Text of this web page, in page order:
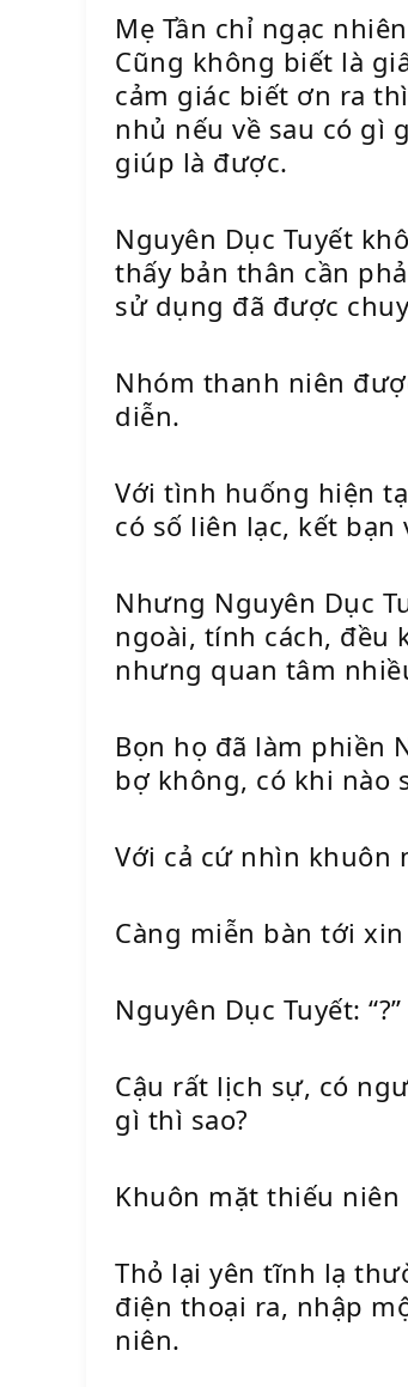
Mẹ Tần chỉ ngạc
Cũng không biết là
cảm giác biết ơn ra
nhủ nếu về sau có gì
giúp là được.
Nguyên Dục Tuyết
thấy bản thân cần
sử dụng đã được
Nhóm thanh niên
diễn.
Với tình huống hiện
có số liên lạc, kết bạn
Nhưng Nguyên Dục
ngoài, tính cách, đều
nhưng quan tâm
Bọn họ đã làm phiền
bợ không, có khi nào
Với cả cứ nhìn khuôn
Càng miễn bàn tới xin
Nguyên Dục Tuyết: “?”
Cậu rất lịch sự, có
gì thì sao?
Khuôn mặt thiếu
Thỏ lại yên tĩnh lạ
điện thoại ra, nhập
niên.